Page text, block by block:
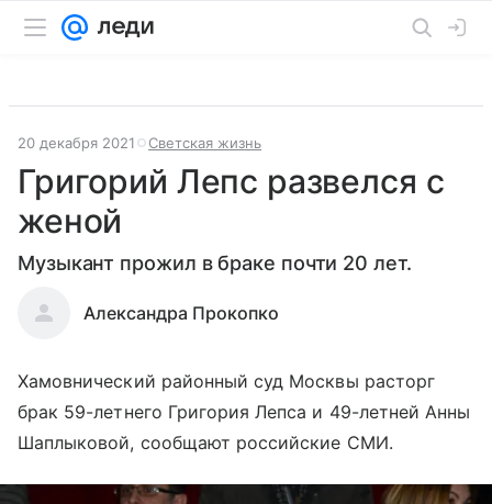
20 декабря 2021 Светская жизнь
Григорий Лепс развелся с
женой
Музыкант прожил в браке почти 20 лет.
Александра Прокопко
Хамовнический районный суд Москвы расторг
брак 59-летнего Григория Лепса и 49-летней Анны
Шаплыковой, сообщают российские СМИ.